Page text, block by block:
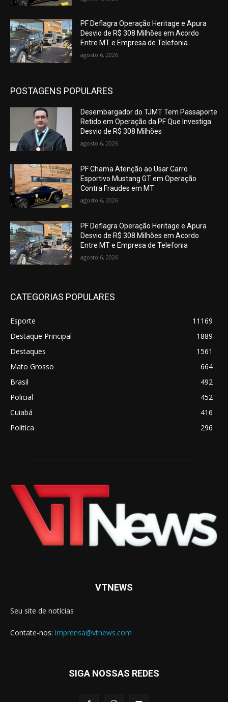
PF Deflagra Operação Heritage e Apura
Desvio de R$ 308 Milhões em Acordo
Entre MT e Empresa de Telefonia
agosto 6, 2026
POSTAGENS POPULARES
Desembargador do TJMT Tem Passaporte
Retido em Operação da PF Que Investiga
Desvio de R$ 308 Milhões
agosto 6, 2026
PF Chama Atenção ao Usar Carro
Esportivo Mustang GT em Operação
Contra Fraudes em MT
agosto 6, 2026
PF Deflagra Operação Heritage e Apura
Desvio de R$ 308 Milhões em Acordo
Entre MT e Empresa de Telefonia
agosto 6, 2026
CATEGORIAS POPULARES
Esporte
11169
Destaque Principal
1889
Destaques
1561
Mato Grosso
664
Brasil
492
Policial
452
Cuiabá
416
Política
296
VTNEWS
Seu site de notícias
Contate-nos: imprensa@vtnews.com
SIGA NOSSAS REDES